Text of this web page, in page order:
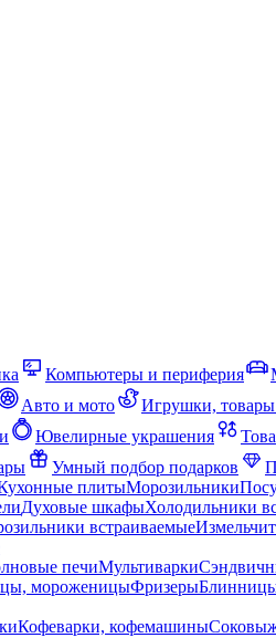
Компьютеры и периферия
Авто и мото Игрушки, товары
Ювелирные украшения
Умный подбор подарков
плитыМорозильники
Духовые шкафыХолодильники
встраиваемые
печиМультиварки
мороженицыФризеры
Кофеварки, кофемашины